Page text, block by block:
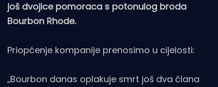
još dvojice pomoraca s potonulog broda
Bourbon Rhode.
Priopćenje kompanije prenosimo u cijelosti:
„Bourbon danas oplakuje smrt još dva člana